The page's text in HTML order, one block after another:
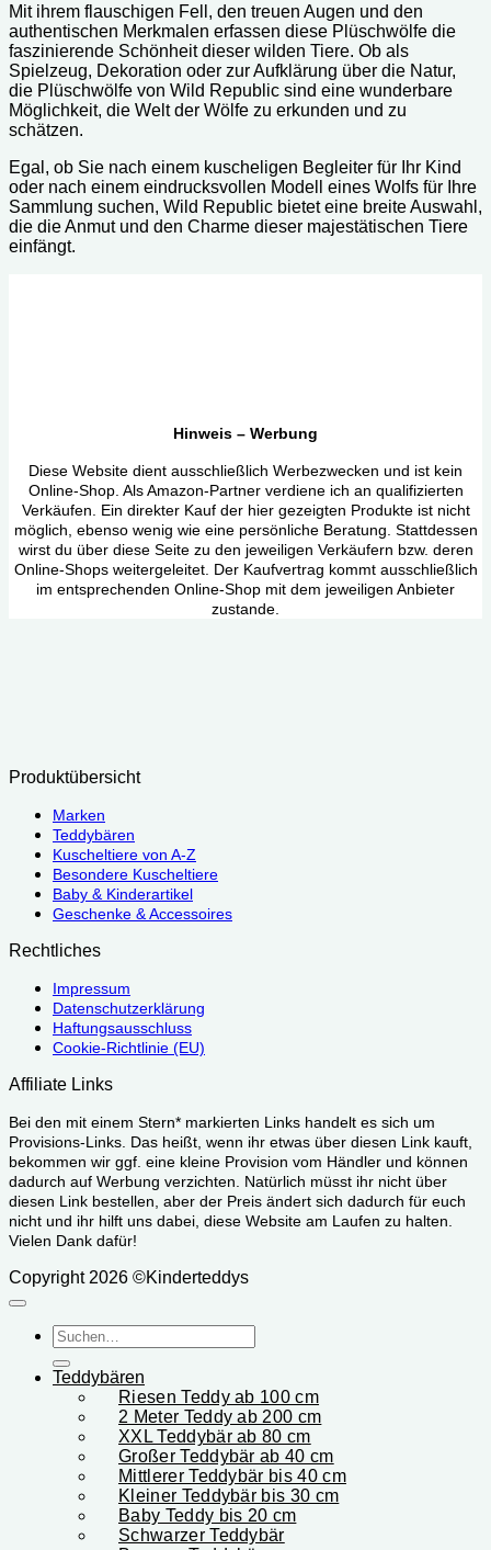
Mit ihrem flauschigen Fell, den treuen Augen und den
authentischen Merkmalen erfassen diese Plüschwölfe die
faszinierende Schönheit dieser wilden Tiere. Ob als
Spielzeug, Dekoration oder zur Aufklärung über die Natur,
die Plüschwölfe von Wild Republic sind eine wunderbare
Möglichkeit, die Welt der Wölfe zu erkunden und zu
schätzen.
Egal, ob Sie nach einem kuscheligen Begleiter für Ihr Kind
oder nach einem eindrucksvollen Modell eines Wolfs für Ihre
Sammlung suchen, Wild Republic bietet eine breite Auswahl,
die die Anmut und den Charme dieser majestätischen Tiere
einfängt.
Hinweis – Werbung
Diese Website dient ausschließlich Werbezwecken und ist kein
Online-Shop. Als Amazon-Partner verdiene ich an qualifizierten
Verkäufen. Ein direkter Kauf der hier gezeigten Produkte ist nicht
möglich, ebenso wenig wie eine persönliche Beratung. Stattdessen
wirst du über diese Seite zu den jeweiligen Verkäufern bzw. deren
Online-Shops weitergeleitet. Der Kaufvertrag kommt ausschließlich
im entsprechenden Online-Shop mit dem jeweiligen Anbieter
zustande.
Produktübersicht
Marken
Teddybären
Kuscheltiere von A-Z
Besondere Kuscheltiere
Baby & Kinderartikel
Geschenke & Accessoires
Rechtliches
Impressum
Datenschutzerklärung
Haftungsausschluss
Cookie-Richtlinie (EU)
Affiliate Links
Bei den mit einem Stern* markierten Links handelt es sich um
Provisions-Links. Das heißt, wenn ihr etwas über diesen Link kauft,
bekommen wir ggf. eine kleine Provision vom Händler und können
dadurch auf Werbung verzichten. Natürlich müsst ihr nicht über
diesen Link bestellen, aber der Preis ändert sich dadurch für euch
nicht und ihr hilft uns dabei, diese Website am Laufen zu halten.
Vielen Dank dafür!
Copyright 2026 ©Kinderteddys
Suchen
nach:
Teddybären
Riesen Teddy ab 100 cm
2 Meter Teddy ab 200 cm
XXL Teddybär ab 80 cm
Großer Teddybär ab 40 cm
Mittlerer Teddybär bis 40 cm
Kleiner Teddybär bis 30 cm
Baby Teddy bis 20 cm
Schwarzer Teddybär